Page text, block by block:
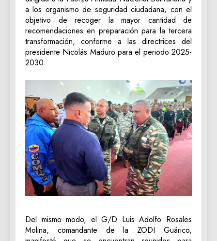
a los organismo de seguridad ciudadana, con el
objetivo de recoger la mayor cantidad de
recomendaciones en preparación para la tercera
transformación, conforme a las directrices del
presidente Nicolás Maduro para el periodo 2025-
2030.
Del mismo modo, el G/D Luis Adolfo Rosales
Molina, comandante de la ZODI Guárico,